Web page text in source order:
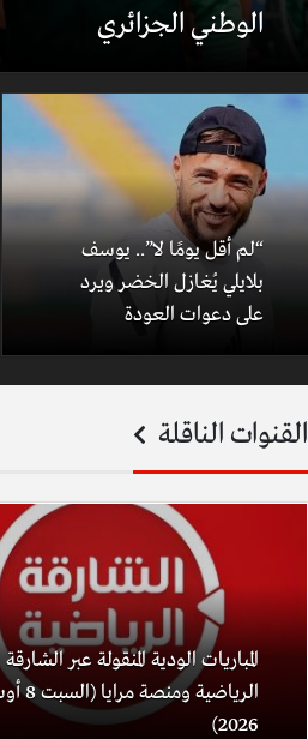
الوطني الجزائري
“لم أقل يومًا لا”.. يوسف
بلايلي يُغازل الخضر ويرد
على دعوات العودة
القنوات الناقلة
المباريات الودية المنقولة عبر الشارقة
الرياضية ومنصة
2026)